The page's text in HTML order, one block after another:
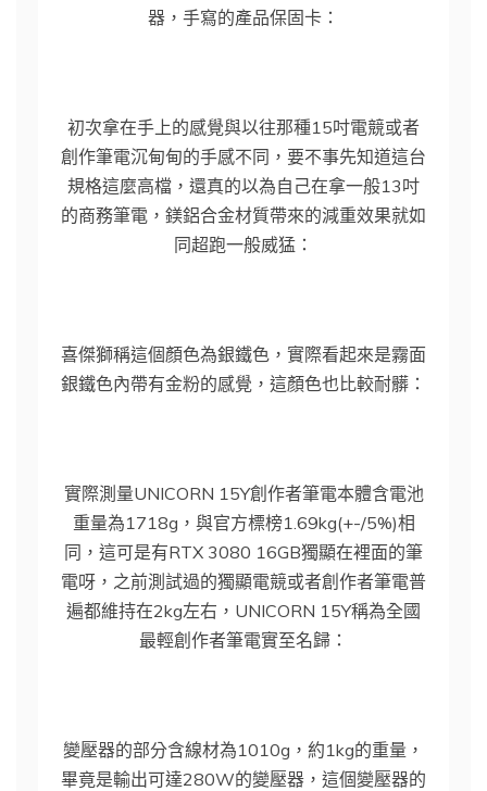
器，手寫的產品保固卡：
初次拿在手上的感覺與以往那種15吋電競或者
創作筆電沉甸甸的手感不同，要不事先知道這台
規格這麼高檔，還真的以為自己在拿一般13吋
的商務筆電，鎂鋁合金材質帶來的減重效果就如
同超跑一般威猛：
喜傑獅稱這個顏色為銀鐵色，實際看起來是霧面
銀鐵色內帶有金粉的感覺，這顏色也比較耐髒：
實際測量UNICORN 15Y創作者筆電本體含電池
重量為1718g，與官方標榜1.69kg(+-/5%)相
同，這可是有RTX 3080 16GB獨顯在裡面的筆
電呀，之前測試過的獨顯電競或者創作者筆電普
遍都維持在2kg左右，UNICORN 15Y稱為全國
最輕創作者筆電實至名歸：
變壓器的部分含線材為1010g，約1kg的重量，
畢竟是輸出可達280W的變壓器，這個變壓器的